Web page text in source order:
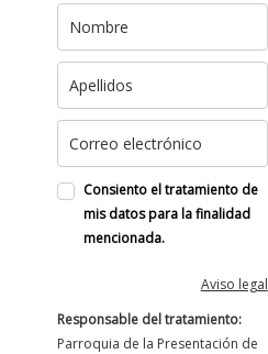
Consiento el tratamiento de
mis datos para la finalidad
mencionada.
Aviso legal
Responsable del tratamiento:
Parroquia de la Presentación de